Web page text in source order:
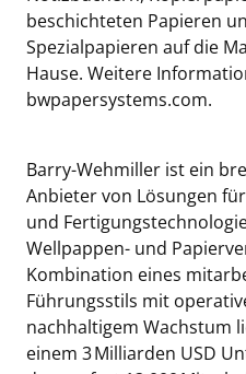
beschichteten Papieren
Spezialpapieren auf die
Hause. Weitere
bwpapersystems.com.
Barry-Wehmiller ist ein
Anbieter von Lösungen
und
Wellpappen- und
Kombination eines
Führungsstils mit
nachhaltigem Wachstum
einem 3 Milliarden USD